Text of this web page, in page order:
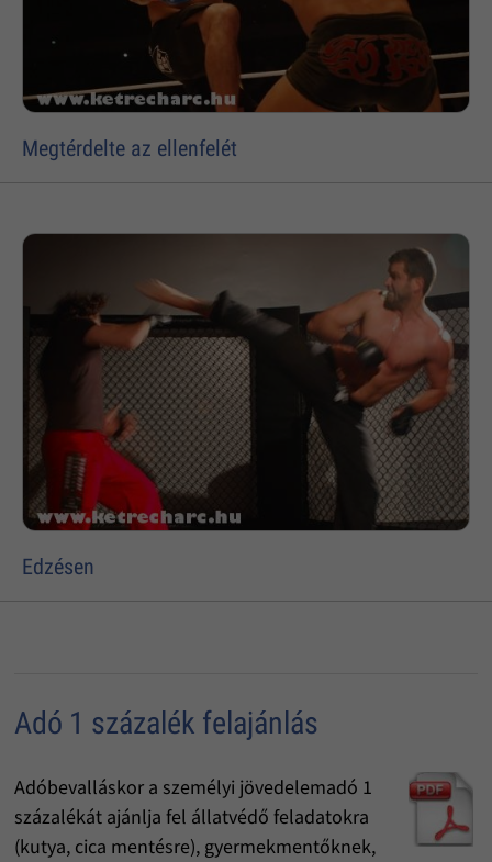
Megtérdelte az ellenfelét
Edzésen
Adó 1 százalék felajánlás
Adóbevalláskor a személyi jövedelemadó 1
százalékát ajánlja fel állatvédő feladatokra
(kutya, cica mentésre), gyermekmentőknek,